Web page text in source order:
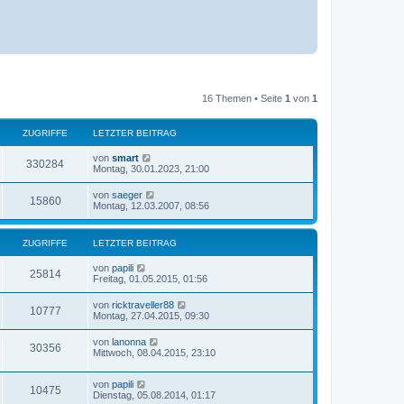
16 Themen • Seite 1 von 1
ZUGRIFFE LETZTER BEITRAG
330284Z
u
r
i
e
L
e
t
e
r
B
e
i
t
r
g
von smart
Montag, 30.01.2023, 21:00
15860Z
u
g
r
i
f
L
e
z
e
r
B
e
i
t
r
von saeger
Montag, 12.03.2007, 08:56
ZUGRIFFE LETZTER BEITRAG
25814Z
u
r
f
L
e
t
e
r
B
e
t
r
a
von papili
Freitag, 01.05.2015, 01:56
10777Z
u
L
e
t
e
e
von ricktraveller88
Montag, 27.04.2015, 09:30
30356Z
u
g
L
e
z
t
e
von lanonna
Mittwoch, 08.04.2015, 23:10
10475Z
L
e
von papili
Dienstag, 05.08.2014, 01:17